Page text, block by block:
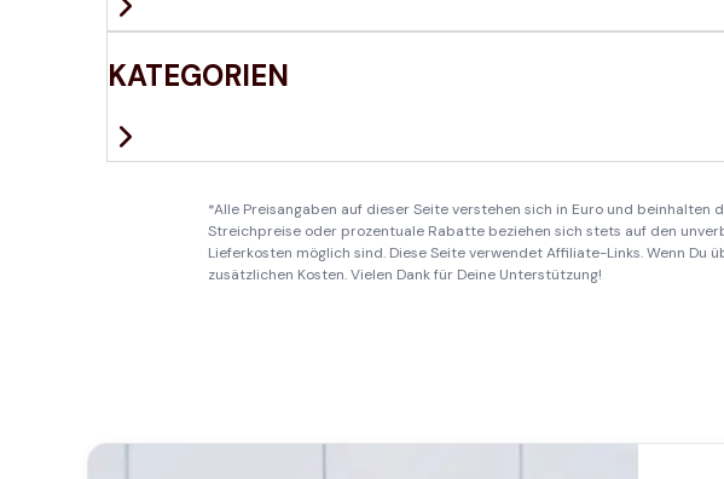
KATEGORIEN
*Alle Preisangaben auf dieser Seite verstehen sich in Euro und
Streichpreise oder prozentuale Rabatte beziehen sich stets auf den
Lieferkosten möglich sind. Diese Seite verwendet Affiliate-Links. Wenn
zusätzlichen Kosten. Vielen Dank für Deine Unterstützung!